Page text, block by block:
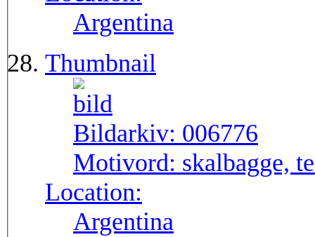
Argentina
Thumbnail
Bildarkiv: 006776
Motivord: skalbagge,
Location:
Argentina